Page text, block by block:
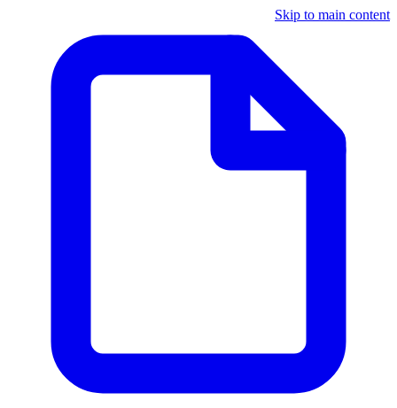
Skip to main content